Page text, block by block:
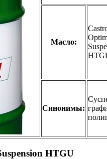
Масло:
Синонимы:
HTGU